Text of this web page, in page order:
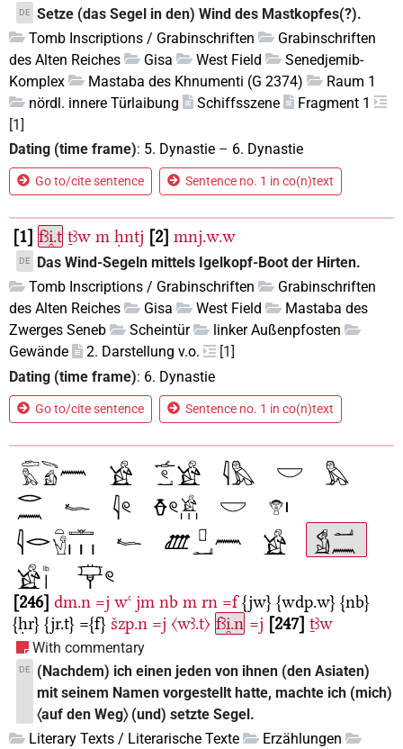
DE
Setze (das Segel in den) Wind des Mastkopfes(?).
Tomb Inscriptions / Grabinschriften
Grabinschriften
des Alten Reiches
Gisa West Field
Senedjemib-
Komplex
Mastaba des Khnumenti (G 2374)
Raum 1
nördl. innere Türlaibung
Schiffsszene
Fragment 1
[1]
Dating (time frame): 5. Dynastie – 6. Dynastie
Go to/cite sentence Sentence no. 1 in co(n)text
1 fꜣi̯.t ṯꜣw m ḥntj 2 mnj.w.w
DE
Das Wind-Segeln mittels Igelkopf-Boot der Hirten.
Tomb Inscriptions / Grabinschriften
Grabinschriften
des Alten Reiches
Gisa West Field
Mastaba des
Zwerges Seneb
Scheintür
linker Außenpfosten
Gewände
2. Darstellung v.o.
[1]
Dating (time frame): 6. Dynastie
Go to/cite sentence Sentence no. 1 in co(n)text
246 dm.n =j wꜥ jm nb m rn =f {jw} {wdp.w} {nb}
{ḥr} {jr.t} ={f} šzp.n =j 〈wꜣ.t〉 fꜣi̯.n =j 247 ṯꜣw
With commentary
DE
(Nachdem) ich einen jeden von ihnen (den Asiaten)
mit seinem Namen vorgestellt hatte, machte ich (mich)
〈auf den Weg〉 (und) setzte Segel.
Literary Texts / Literarische Texte
Erzählungen